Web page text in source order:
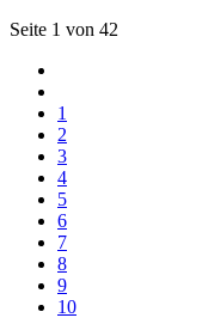
Seite 1 von 42
1
2
3
4
5
6
7
8
9
10